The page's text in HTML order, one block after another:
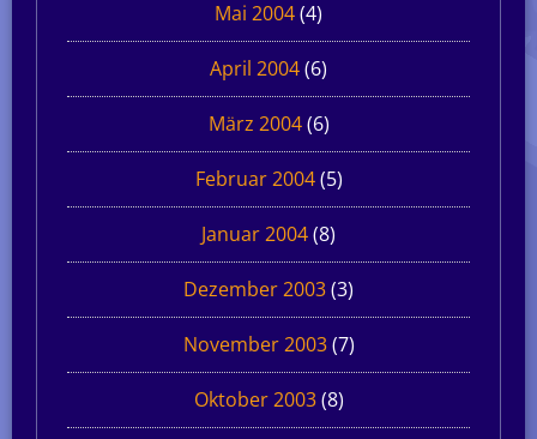
Mai 2004(4)
April 2004(6)
März 2004(6)
Februar 2004(5)
Januar 2004(8)
Dezember 2003(3)
November 2003(7)
Oktober 2003(8)